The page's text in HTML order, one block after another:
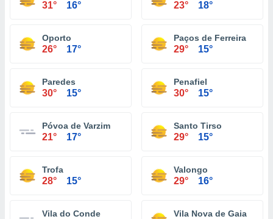
31° 16° 23° 18°
Oporto
26° 17°
Paços de Ferreira
29° 15°
Paredes
30° 15°
Penafiel
30° 15°
Póvoa de Varzim
21° 17°
Santo Tirso
29° 15°
Trofa
28° 15°
Valongo
29° 16°
Vila do Conde Vila Nova de Gaia